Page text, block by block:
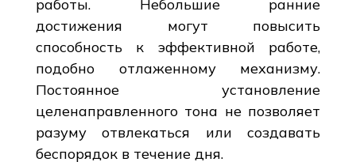
работы. Небольшие ранние
достижения могут повысить
способность к эффективной работе,
подобно отлаженному механизму.
Постоянное установление
целенаправленного тона не позволяет
разуму отвлекаться или создавать
беспорядок в течение дня.